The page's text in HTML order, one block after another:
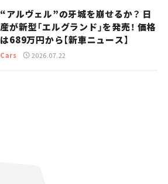
“アルヴェル”の牙城を崩せるか？ 日
産が新型「エルグランド」を発売！ 価格
は689万円から【新車ニュース】
Cars 2026.07.22